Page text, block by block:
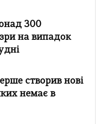
300
на випадок
створив нові
немає в